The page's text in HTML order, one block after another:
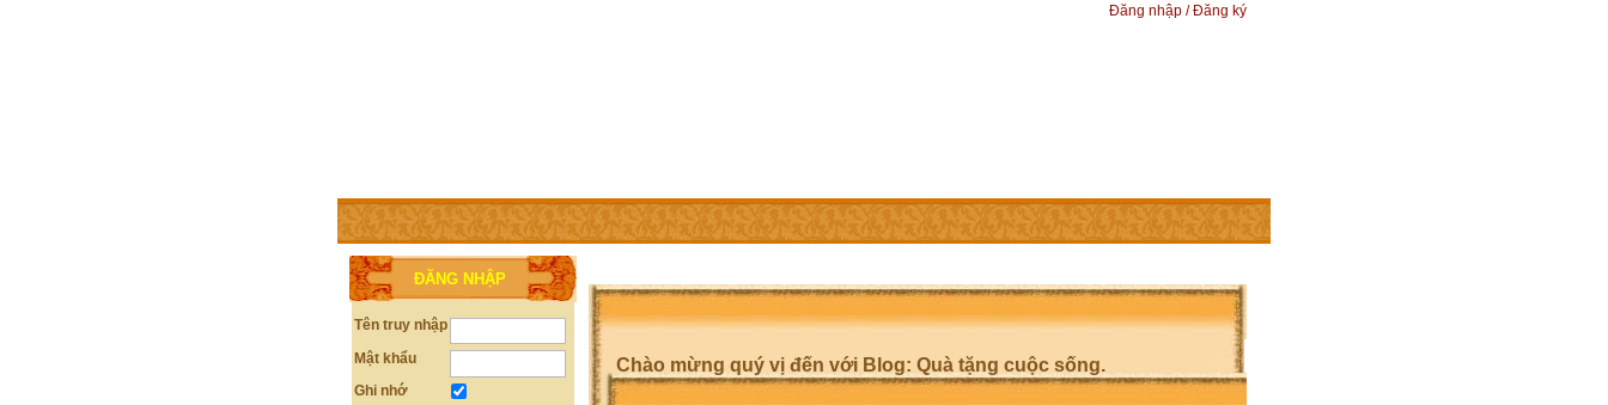
Đăng nhập / Đăng ký
TRANG CHỦ THÀNH VIÊN TRỢ GIÚP WEBSITE CỦA CÁC THÀNH VIÊN
ĐĂNG NHẬP
Tên truy nhập
Mật khẩu
Ghi nhớ
Chào mừng quý vị đến với Blog: Quà tặng cuộc sống.